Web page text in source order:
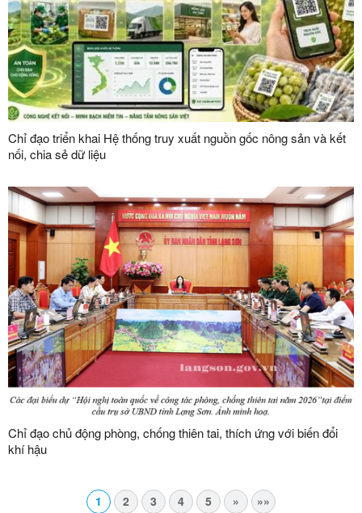
Chỉ đạo triển khai Hệ thống truy xuất nguồn gốc nông sản và kết
nối, chia sẻ dữ liệu
Chỉ đạo chủ động phòng, chống thiên tai, thích ứng với biến đổi
khí hậu
1 2 3 4 5 » »»